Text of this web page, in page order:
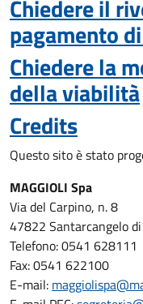
Chiedere il
pagamento
Chiedere la
della viabilità
Credits
Questo sito è stato
MAGGIOLI Spa
Via del Carpino, n. 8
47822 Santarcangelo
Telefono: 0541 628111
Fax: 0541 622100
E-mail: